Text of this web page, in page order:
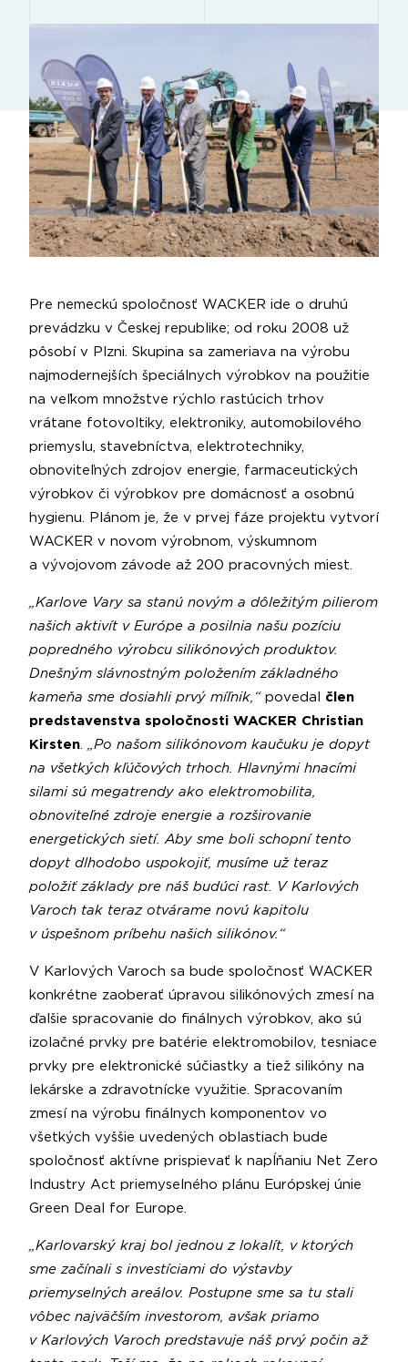
Pre nemeckú spoločnosť WACKER ide o druhú
prevádzku v Českej republike; od roku 2008 už
pôsobí v Plzni. Skupina sa zameriava na výrobu
najmodernejších špeciálnych výrobkov na použitie
na veľkom množstve rýchlo rastúcich trhov
vrátane fotovoltiky, elektroniky, automobilového
priemyslu, stavebníctva, elektrotechniky,
obnoviteľných zdrojov energie, farmaceutických
výrobkov či výrobkov pre domácnosť a osobnú
hygienu. Plánom je, že v prvej fáze projektu vytvorí
WACKER v novom výrobnom, výskumnom
a vývojovom závode až 200 pracovných miest.
„Karlove Vary sa stanú novým a dôležitým pilierom
našich aktivít v Európe a posilnia našu pozíciu
popredného výrobcu silikónových produktov.
Dnešným slávnostným položením základného
kameňa sme dosiahli prvý míľnik,“ povedal člen
predstavenstva spoločnosti WACKER Christian
Kirsten
„Po našom silikónovom kaučuku je dopyt
na všetkých kľúčových trhoch. Hlavnými hnacími
silami sú megatrendy ako elektromobilita,
obnoviteľné zdroje energie a rozširovanie
energetických sietí. Aby sme boli schopní tento
dopyt dlhodobo uspokojiť, musíme už teraz
položiť základy pre náš budúci rast. V Karlových
Varoch tak teraz otvárame novú kapitolu
v úspešnom príbehu našich silikónov.“
V Karlových Varoch sa bude spoločnosť WACKER
konkrétne zaoberať úpravou silikónových zmesí na
ďalšie spracovanie do finálnych výrobkov, ako sú
izolačné prvky pre batérie elektromobilov, tesniace
prvky pre elektronické súčiastky a tiež silikóny na
lekárske a zdravotnícke využitie. Spracovaním
zmesí na výrobu finálnych komponentov vo
všetkých vyššie uvedených oblastiach bude
spoločnosť aktívne prispievať k napĺňaniu Net Zero
Industry Act priemyselného plánu Európskej únie
Green Deal for Europe.
„Karlovarský kraj bol jednou z lokalít, v ktorých
sme začínali s investíciami do výstavby
priemyselných areálov. Postupne sme sa tu stali
vôbec najväčším investorom, avšak priamo
v Karlových Varoch predstavuje náš prvý počin až